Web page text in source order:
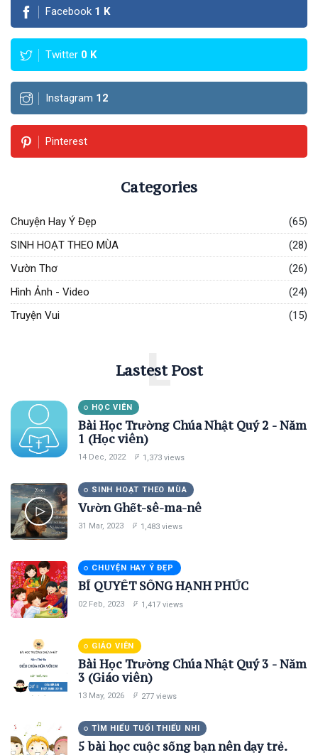
Facebook 1 K
Twitter 0 K
Instagram 12
Pinterest
Categories
Chuyện Hay Ý Đẹp
(65)
SINH HOẠT THEO MÙA
(28)
Vườn Thơ
(26)
Hình Ảnh - Video
(24)
Truyện Vui
(15)
Lastest Post
L
HỌC VIÊN
Bài Học Trường Chúa Nhật Quý 2 - Năm
1 (Học viên)
14 Dec, 2022 1,373 views
SINH HOẠT THEO MÙA
Vườn Ghết-sê-ma-nê
31 Mar, 2023 1,483 views
CHUYỆN HAY Ý ĐẸP
BÍ QUYẾT SỐNG HẠNH PHÚC
02 Feb, 2023 1,417 views
GIÁO VIÊN
Bài Học Trường Chúa Nhật Quý 3 - Năm
3 (Giáo viên)
13 May, 2026 277 views
TÌM HIỂU TUỔI THIẾU NHI
5 bài học cuộc sống bạn nên dạy trẻ.